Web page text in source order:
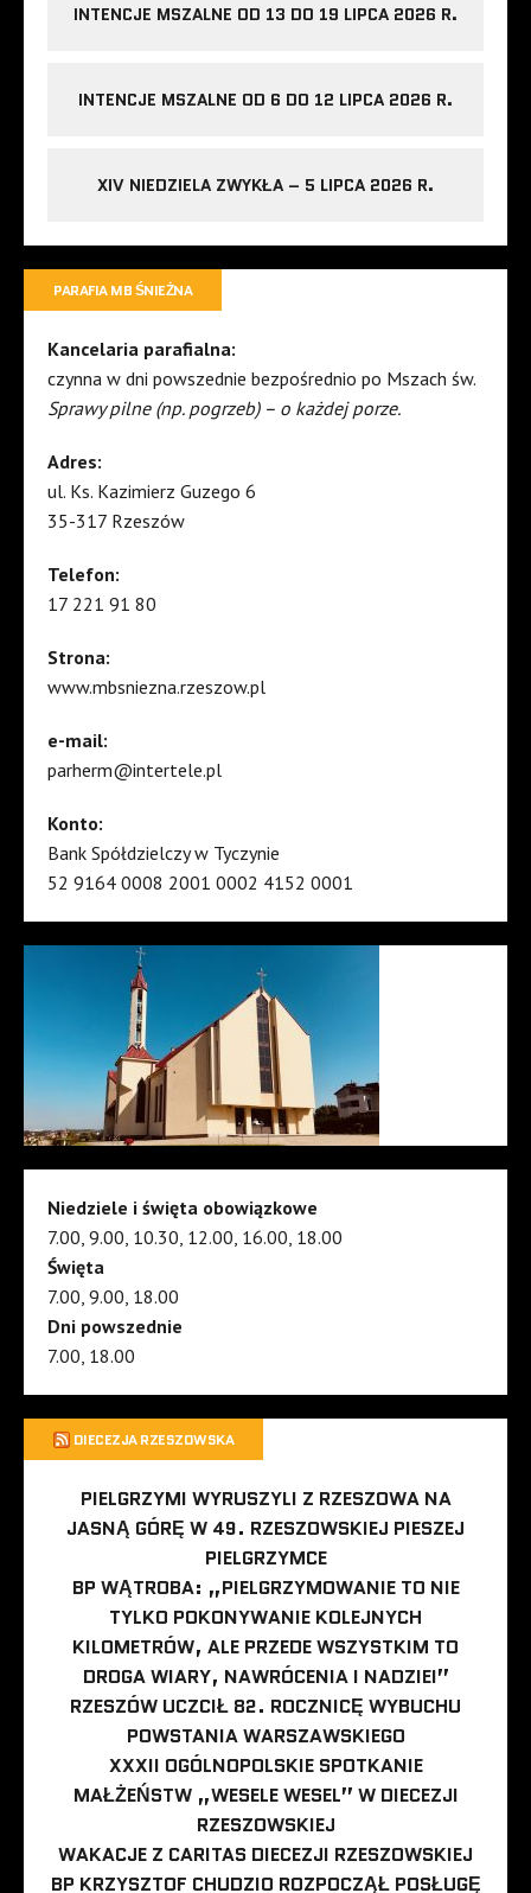
INTENCJE MSZALNE OD 13 DO 19 LIPCA 2026 R.
INTENCJE MSZALNE OD 6 DO 12 LIPCA 2026 R.
XIV NIEDZIELA ZWYKŁA – 5 LIPCA 2026 R.
PARAFIA MB ŚNIEŻNA
Kancelaria parafialna:
czynna w dni powszednie bezpośrednio po Mszach św.
Sprawy pilne (np. pogrzeb) – o każdej porze.
Adres:
ul. Ks. Kazimierz Guzego 6
35-317 Rzeszów
Telefon:
17 221 91 80
Strona:
www.mbsniezna.rzeszow.pl
e-mail:
parherm@intertele.pl
Konto:
Bank Spółdzielczy w Tyczynie
52 9164 0008 2001 0002 4152 0001
Niedziele i święta obowiązkowe
7.00, 9.00, 10.30, 12.00, 16.00, 18.00
Święta
7.00, 9.00, 18.00
Dni powszednie
7.00, 18.00
DIECEZJA RZESZOWSKA
PIELGRZYMI WYRUSZYLI Z RZESZOWA NA
JASNĄ GÓRĘ W 49. RZESZOWSKIEJ PIESZEJ
PIELGRZYMCE
BP WĄTROBA: „PIELGRZYMOWANIE TO NIE
TYLKO POKONYWANIE KOLEJNYCH
KILOMETRÓW, ALE PRZEDE WSZYSTKIM TO
DROGA WIARY, NAWRÓCENIA I NADZIEI”
RZESZÓW UCZCIŁ 82. ROCZNICĘ WYBUCHU
POWSTANIA WARSZAWSKIEGO
XXXII OGÓLNOPOLSKIE SPOTKANIE
MAŁŻEŃSTW „WESELE WESEL” W DIECEZJI
RZESZOWSKIEJ
WAKACJE Z CARITAS DIECEZJI RZESZOWSKIEJ
BP KRZYSZTOF CHUDZIO ROZPOCZĄŁ POSŁUGĘ